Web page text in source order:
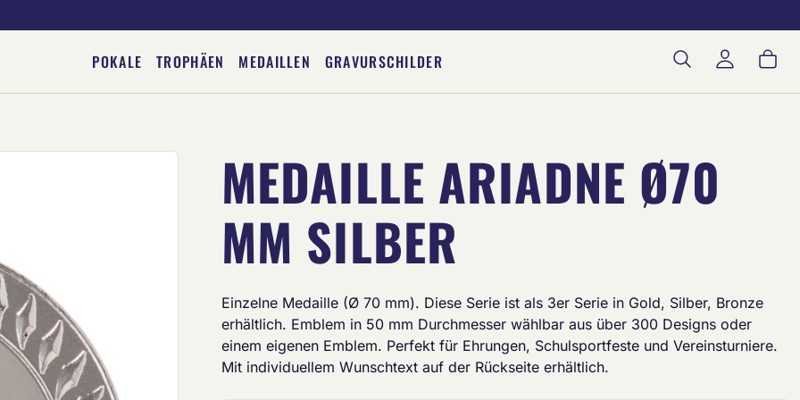
POKALE TROPHÄEN MEDAILLEN GRAVURSCHILDER
MEDAILLE ARIADNE Ø70
MM SILBER
Deine Gravur
Einzelne Medaille (Ø 70 mm). Diese Serie ist als 3er Serie in Gold, Silber, Bronze
erhältlich. Emblem in 50 mm Durchmesser wählbar aus über 300 Designs oder
einem eigenen Emblem. Perfekt für Ehrungen, Schulsportfeste und Vereinsturniere.
Mit individuellem Wunschtext auf der Rückseite erhältlich.